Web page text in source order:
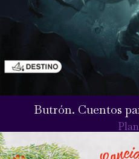
Butrón. Cuentos